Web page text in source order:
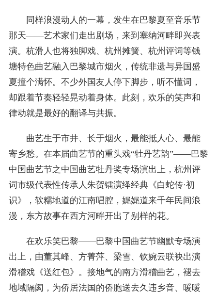
同样浪漫动人的一幕，发生在巴黎夏至音乐节
那天——艺术家们走出剧场，来到塞纳河畔即兴表
演。杭滑人也将独脚戏、杭州摊簧、杭州评词等钱
塘特色曲艺融入巴黎城市烟火，传统非遗与异国盛
夏撞个满怀。不少外国友人停下脚步，听不懂词，
却跟着节奏轻轻晃动着身体。此刻，欢乐的笑声和
律动就是最好的翻译与共振。
曲艺生于市井、长于烟火，最能抵人心、最能
寄乡愁。在本届曲艺节的重头戏“牡丹艺韵”——巴黎
中国曲艺节之中国曲艺牡丹奖专场演出上，杭州评
词市级代表性传承人朱贺镭演绎经典《白蛇传·初
识》，软糯地道的江南唱腔，娓娓道来千年民间浪
漫，东方故事在西方河畔开出了别样的花。
在欢乐笑巴黎——巴黎中国曲艺节幽默专场演
出上，由董其峰、方菁萍、梁雪、钦婉云联袂出演
滑稽戏《送红包》。接地气的南方滑稽曲艺，褪去
地域隔阂，为侨居法国的侨胞送去久违乡音、暖暖